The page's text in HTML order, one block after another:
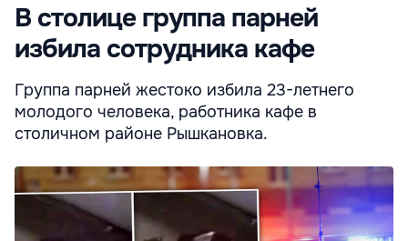
В столице группа парней
избила сотрудника кафе
Группа парней жестоко избила 23-летнего
молодого человека, работника кафе в
столичном районе Рышкановка.